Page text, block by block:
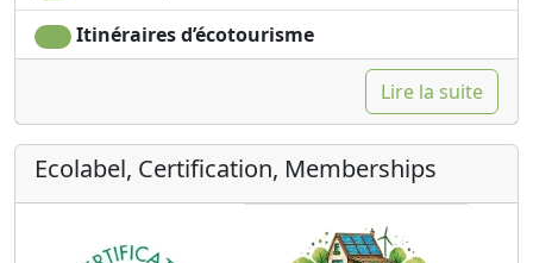
Itinéraires d’écotourisme
Lire la suite
Ecolabel, Certification, Memberships